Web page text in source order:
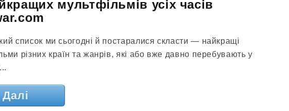
мультфільмів усіх часів
список ми сьогодні й постаралися скласти — найкращі
різних країн та жанрів, які або вже давно перебувають у
Далі